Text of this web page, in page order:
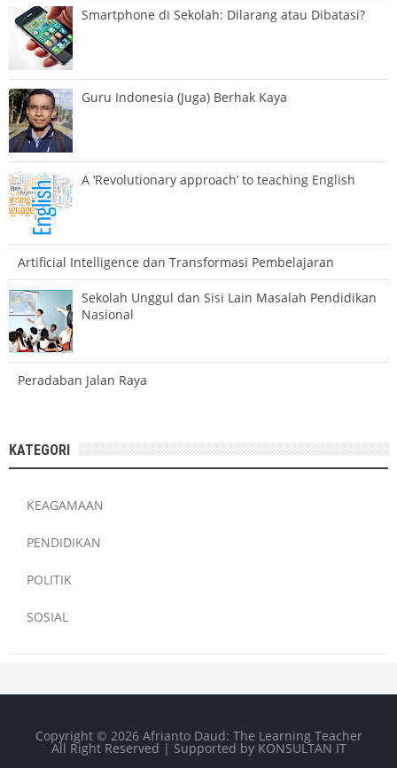
Smartphone di Sekolah: Dilarang atau Dibatasi?
Guru Indonesia (Juga) Berhak Kaya
A ‘Revolutionary approach’ to teaching English
Artificial Intelligence dan Transformasi Pembelajaran
Sekolah Unggul dan Sisi Lain Masalah Pendidikan
Nasional
Peradaban Jalan Raya
KATEGORI
KEAGAMAAN
PENDIDIKAN
POLITIK
SOSIAL
Copyright © 2026 Afrianto Daud: The Learning Teacher
All Right Reserved | Supported by KONSULTAN IT